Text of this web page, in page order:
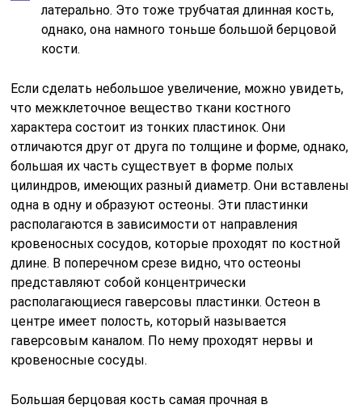
латерально. Это тоже трубчатая длинная кость,
однако, она намного тоньше большой берцовой
кости.
Если сделать небольшое увеличение, можно увидеть,
что межклеточное вещество ткани костного
характера состоит из тонких пластинок. Они
отличаются друг от друга по толщине и форме, однако,
большая их часть существует в форме полых
цилиндров, имеющих разный диаметр. Они вставлены
одна в одну и образуют остеоны. Эти пластинки
располагаются в зависимости от направления
кровеносных сосудов, которые проходят по костной
длине. В поперечном срезе видно, что остеоны
представляют собой концентрически
располагающиеся гаверсовы пластинки. Остеон в
центре имеет полость, который называется
гаверсовым каналом. По нему проходят нервы и
кровеносные сосуды.
Большая берцовая кость самая прочная в